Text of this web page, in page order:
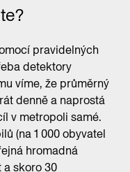
pravidelných
detektory
víme, že průměrný
denně a naprostá
v metropoli samé.
(na 1 000 obyvatel
hromadná
a skoro 30